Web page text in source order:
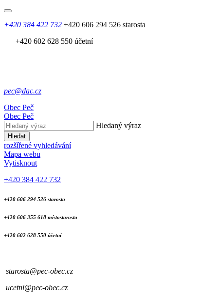
+420 384 422 732 +420 606 294 526 starosta
+420 602 628 550 účetní
pec@dac.cz
Obec Peč
Obec Peč
Hledaný výraz
Hledat
rozšířené vyhledávání
Mapa webu
Vytisknout
+420 384 422 732
+420 606 294 526 starosta
+420 606 355 618 místostarosta
+420 602 628 550 účetní
starosta@pec-obec.cz
ucetni@pec-obec.cz